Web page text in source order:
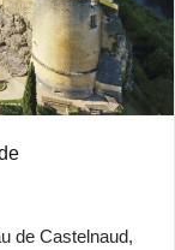
de Castelnaud,